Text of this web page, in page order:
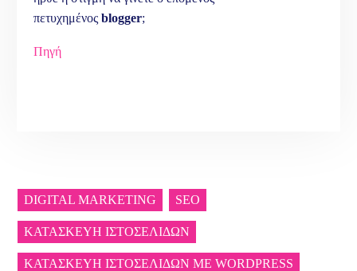
πετυχημένος blogger;
Πηγή
DIGITAL MARKETING SEO
ΚΑΤΑΣΚΕΥΗ ΙΣΤΟΣΕΛΙΔΩΝ
ΚΑΤΑΣΚΕΥΗ ΙΣΤΟΣΕΛΙΔΩΝ ΜΕ WORDPRESS